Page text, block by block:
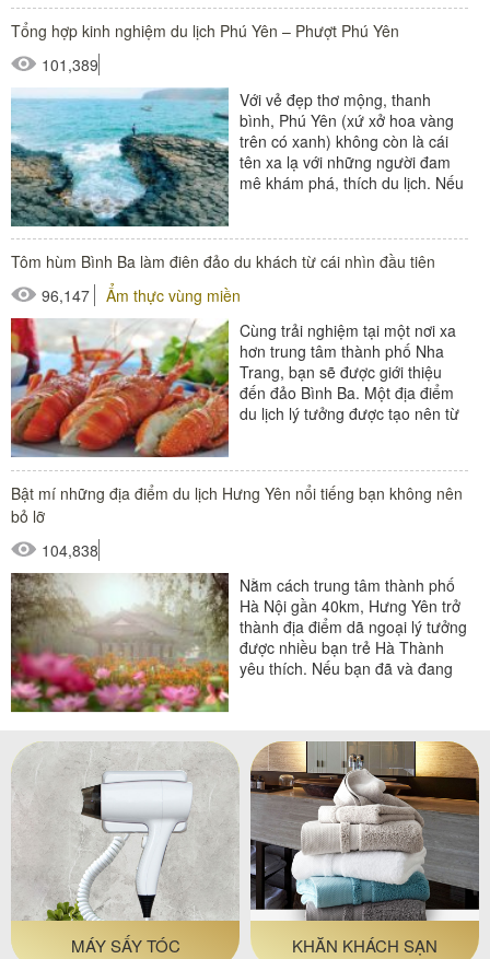
Tổng hợp kinh nghiệm du lịch Phú Yên – Phượt Phú Yên
101,389
Với vẻ đẹp thơ mộng, thanh
bình, Phú Yên (xứ xở hoa vàng
trên có xanh) không còn là cái
tên xa lạ với những người đam
mê khám phá, thích du lịch. Nếu
Tôm hùm Bình Ba làm điên đảo du khách từ cái nhìn đầu tiên
96,147
Ẩm thực vùng miền
Cùng trải nghiệm tại một nơi xa
hơn trung tâm thành phố Nha
Trang, bạn sẽ được giới thiệu
đến đảo Bình Ba. Một địa điểm
du lịch lý tưởng được tạo nên từ
Bật mí những địa điểm du lịch Hưng Yên nổi tiếng bạn không nên
bỏ lỡ
104,838
Nằm cách trung tâm thành phố
Hà Nội gần 40km, Hưng Yên trở
thành địa điểm dã ngoại lý tưởng
được nhiều bạn trẻ Hà Thành
yêu thích. Nếu bạn đã và đang
MÁY SẤY TÓC KHĂN KHÁCH SẠN